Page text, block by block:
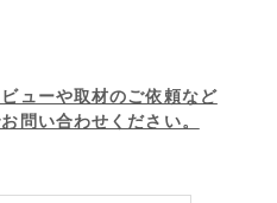
ューや取材のご依頼など
問い合わせください。